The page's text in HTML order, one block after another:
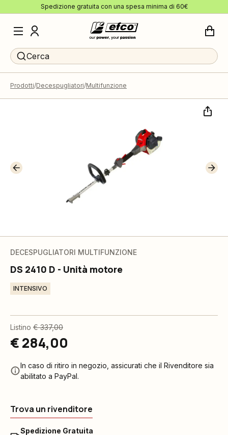
Spedizione gratuita con una spesa minima di 60€
Cerca
Prodotti Decespugliatori Multifunzione
DECESPUGLIATORI MULTIFUNZIONE
DS 2410 D - Unità motore
INTENSIVO
Listino € 337,00
€ 284,00
In caso di ritiro in negozio, assicurati che il Rivenditore sia
abilitato a PayPal.
Trova un rivenditore
Spedizione Gratuita